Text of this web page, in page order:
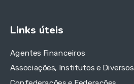
Links úteis
Agentes Financeiros
Associações, Institutos e Diversos